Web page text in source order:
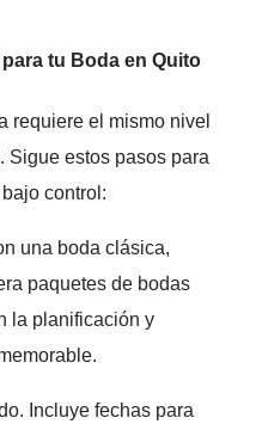
tu Boda en Quito
requiere el mismo nivel
Sigue estos pasos para
control:
una boda clásica,
paquetes de bodas
la planificación y
Incluye fechas para